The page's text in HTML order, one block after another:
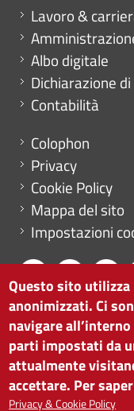
Mini menu di
Lavoro &
Albo digitale
Dichiarazione
Contabilità
Menu footer
Colophon
Privacy
Cookie Policy
Mappa del sito
Impostazioni
CAMERA DI
via Alto Adige 60
tel. 0471 945
Partita IVA:
ISTITUTO PER LA
Questo sito utilizza
anonimizzati. Ci
navigare
parti impostati da
attualmente
accettare. Per
Privacy & Cookie Policy